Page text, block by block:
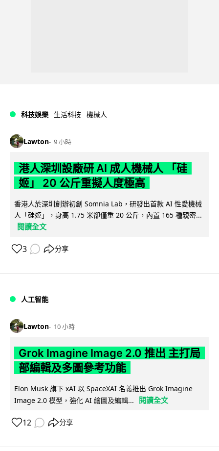
科技娛樂 生活科技 機械人
Lawton 9 小時
港人深圳設廠研 AI 成人機械人 「硅
姬」 20 公斤重擬人度極高
香港人於深圳創辦初創 Somnia Lab，研發出首款 AI 性愛機械
人「硅姬」，身高 1.75 米卻僅重 20 公斤，內置 165 種親密...
閱讀全文
3 分享
人工智能
Lawton 10 小時
Grok Imagine Image 2.0 推出 主打局
部編輯及多圖參考功能
Elon Musk 旗下 xAI 以 SpaceXAI 名義推出 Grok Imagine
Image 2.0 模型，強化 AI 繪圖及編輯...
閱讀全文
12 分享